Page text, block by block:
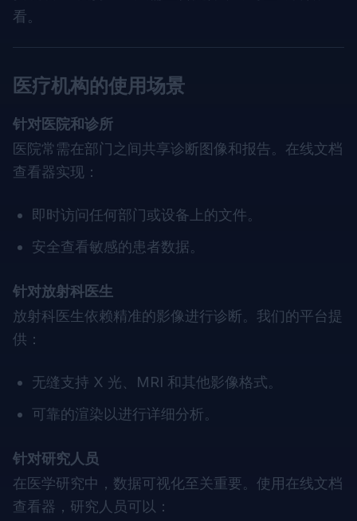
看。
医疗机构的使用场景
针对医院和诊所
医院常需在部门之间共享诊断图像和报告。在线文档
查看器实现：
即时访问任何部门或设备上的文件。
安全查看敏感的患者数据。
针对放射科医生
放射科医生依赖精准的影像进行诊断。我们的平台提
供：
无缝支持 X 光、MRI 和其他影像格式。
可靠的渲染以进行详细分析。
针对研究人员
在医学研究中，数据可视化至关重要。使用在线文档
查看器，研究人员可以：